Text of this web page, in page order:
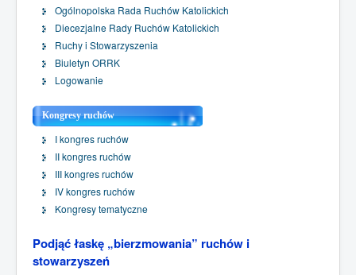
Ogólnopolska Rada Ruchów Katolickich
Diecezjalne Rady Ruchów Katolickich
Ruchy i Stowarzyszenia
Biuletyn ORRK
Logowanie
Kongresy ruchów
I kongres ruchów
II kongres ruchów
III kongres ruchów
IV kongres ruchów
Kongresy tematyczne
Podjąć łaskę „bierzmowania” ruchów i
stowarzyszeń